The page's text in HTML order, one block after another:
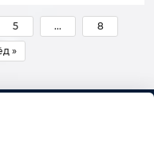
5 ... 8
»